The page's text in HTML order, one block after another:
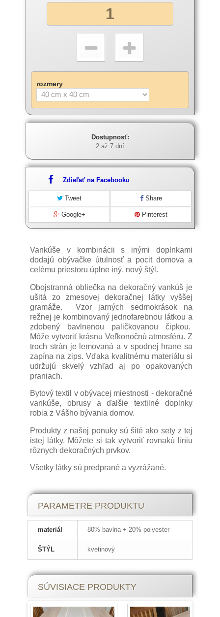
rozmery
Dostupnosť:
2 až 7 dní
Zdieľať na Facebooku
Tweet Share
Google+ Pinterest
Vankúše v kombinácii s inými doplnkami
dodajú obývačke útulnosť a pocit domova a
celému priestoru úplne iný, nový štýl.
Obojstranná obliečka na dekoračný vankúš je
ušitá zo zmesovej dekoračnej látky vyššej
gramáže. Vzor jarných sedmokrások na
režnej je kombinovaný jednofarebnou látkou a
zdobený bavlnenou paličkovanou čipkou.
Môže vytvoriť krásnu Veľkonočnú atmosféru. Z
troch strán je lemovaná a v spodnej hrane sa
zapína na zips. Vďaka kvalitnému materiálu si
udržujú skvelý vzhľad aj po opakovaných
praniach.
Bytový textil v obývacej miestnosti - dekoračné
vankúše, obrusy a ďalšie textilné doplnky
robia z Vášho bývania domov.
Produkty z našej ponuky sú šité ako sety z tej
istej látky. Môžete si tak vytvoriť rovnakú líniu
rôznych dekoračných prvkov.
Všetky látky sú predprané a vyzrážané.
PARAMETRE PRODUKTU
materiál 80% bavlna + 20% polyester
ŠTÝL kvetinový
SÚVISIACE PRODUKTY